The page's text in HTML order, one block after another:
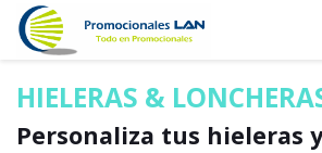
HIELERAS &
Personaliza tus hieleras